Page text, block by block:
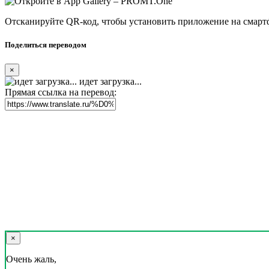
Отсканируйте QR-код, чтобы установить приложение на
Поделиться переводом
×
идет загрузка...
Прямая ссылка на перевод:
×
Очень жаль,